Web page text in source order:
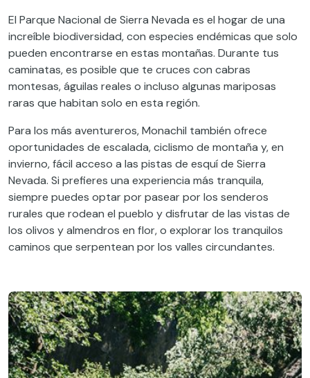
El Parque Nacional de Sierra Nevada es el hogar de una
increíble biodiversidad, con especies endémicas que solo
pueden encontrarse en estas montañas. Durante tus
caminatas, es posible que te cruces con cabras
montesas, águilas reales o incluso algunas mariposas
raras que habitan solo en esta región.
Para los más aventureros, Monachil también ofrece
oportunidades de escalada, ciclismo de montaña y, en
invierno, fácil acceso a las pistas de esquí de Sierra
Nevada. Si prefieres una experiencia más tranquila,
siempre puedes optar por pasear por los senderos
rurales que rodean el pueblo y disfrutar de las vistas de
los olivos y almendros en flor, o explorar los tranquilos
caminos que serpentean por los valles circundantes.